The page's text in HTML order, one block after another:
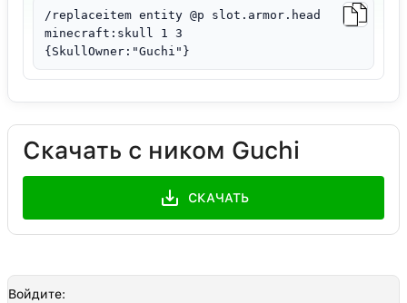
/replaceitem entity @p slot.armor.head
minecraft:skull 1 3
{SkullOwner:"Guchi"}
Скачать с ником Guchi
СКАЧАТЬ
Войдите: